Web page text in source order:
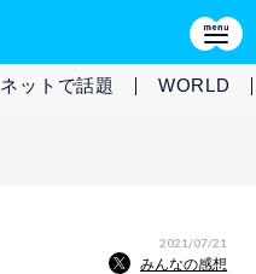
ネットで話題 WORLD
2021/07/21
みんなの感想